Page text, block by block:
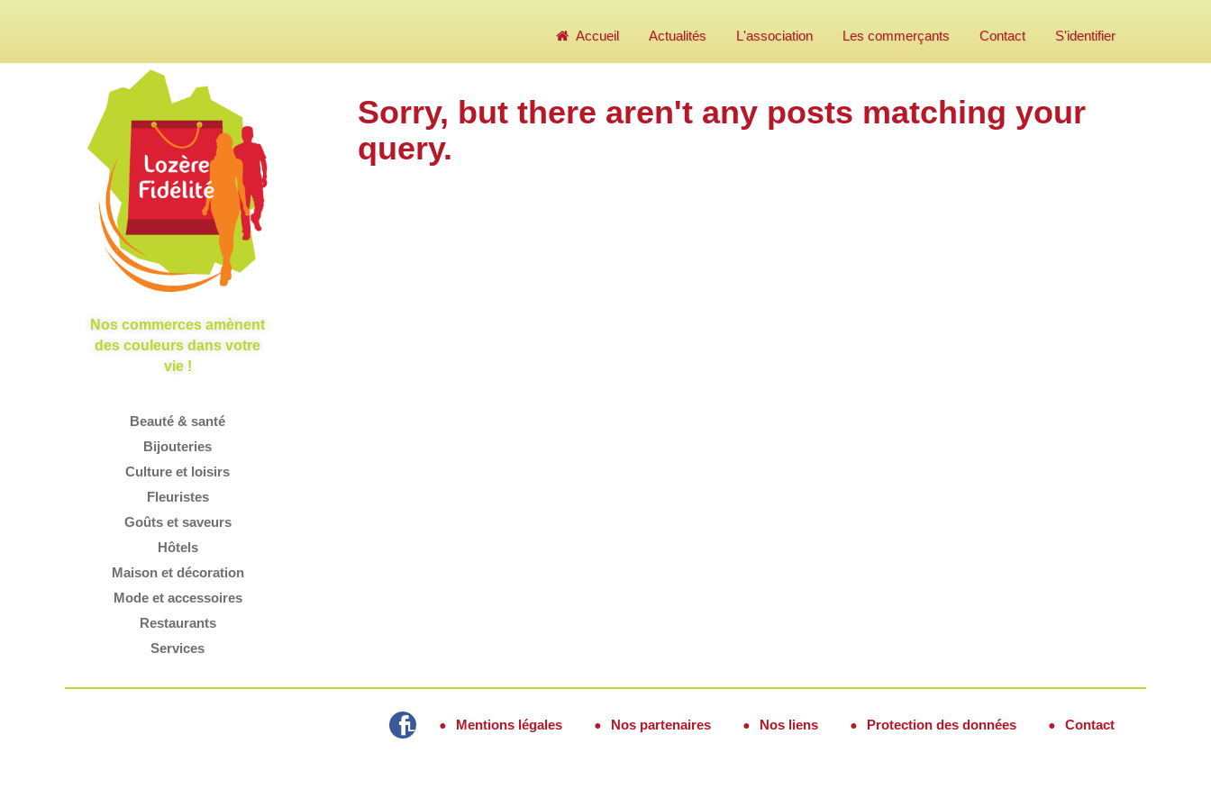
Accueil Actualités L'association Les commerçants Contact S'identifier
Sorry, but there aren't any posts matching your
query.
Nos commerces amènent
des couleurs dans votre
vie !
Beauté & santé
Bijouteries
Culture et loisirs
Fleuristes
Goûts et saveurs
Hôtels
Maison et décoration
Mode et accessoires
Restaurants
Services
Contact
Protection des données
Nos liens
Nos partenaires
Mentions légales
Lozère Fidélité sur Facebook